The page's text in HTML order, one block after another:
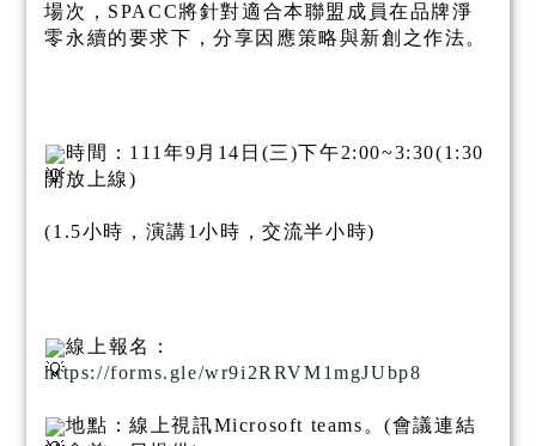
場次，SPACC將針對適合本聯盟成員在品牌淨
零永續的要求下，分享因應策略與新創之作法。
時間：111年9月14日(三)下午2:00~3:30(1:30
開放上線)
(1.5小時，演講1小時，交流半小時)
線上報名：
https://forms.gle/wr9i2RRVM1mgJUbp8
地點：線上視訊Microsoft teams。(會議連結